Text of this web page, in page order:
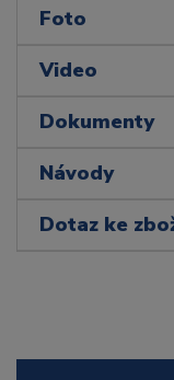
Foto
Video
Dokumenty
Návody
Dotaz ke